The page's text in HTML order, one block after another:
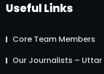
Useful Links
Core Team Members
Our Journalists – Uttar